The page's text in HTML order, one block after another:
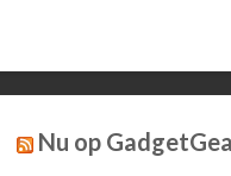
Nu op